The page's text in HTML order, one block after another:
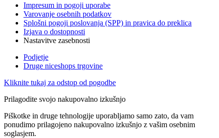
Impresum in pogoji uporabe
Varovanje osebnih podatkov
Splošni pogoji poslovanja (SPP) in pravica do preklica
Izjava o dostopnosti
Nastavitve zasebnosti
Podjetje
Druge niceshops trgovine
Kliknite tukaj za odstop od pogodbe
Prilagodite svojo nakupovalno izkušnjo
Piškotke in druge tehnologije uporabljamo samo zato, da vam
ponudimo prilagojeno nakupovalno izkušnjo z vašim osebnim
soglasjem.